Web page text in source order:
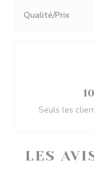
LES
Qualité/Prix
Seuls les